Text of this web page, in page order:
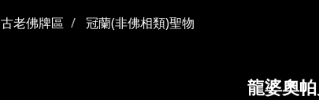
古老佛牌區 冠蘭(非佛相類)聖物
龍婆奧